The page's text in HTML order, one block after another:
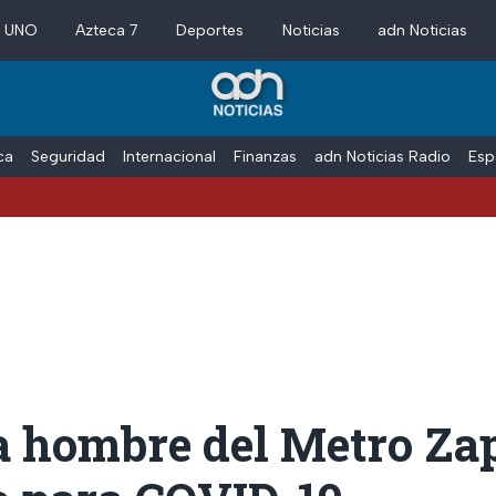
Azteca 7 Deportes Noticias adn Noticias
Seguridad Internacional Finanzas adn Noticias Radio
hombre del Metro